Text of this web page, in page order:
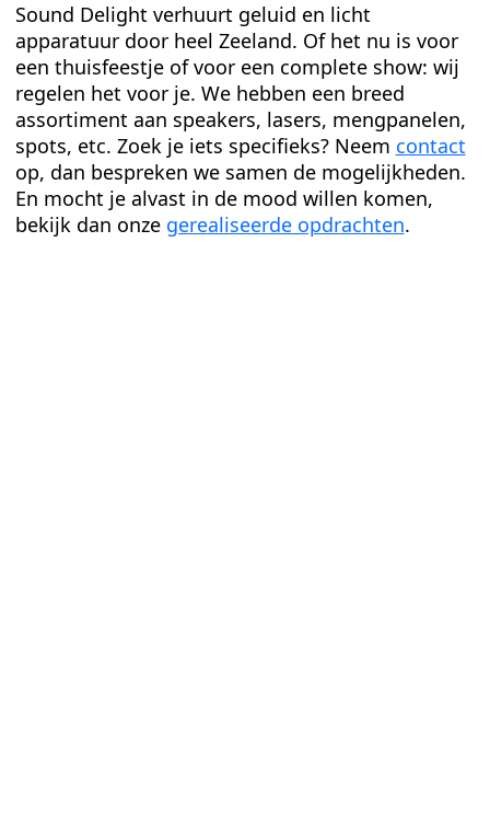
Sound Delight verhuurt geluid en licht
apparatuur door heel Zeeland. Of het nu is voor
een thuisfeestje of voor een complete show: wij
regelen het voor je. We hebben een breed
assortiment aan speakers, lasers, mengpanelen,
spots, etc. Zoek je iets specifieks? Neem contact
op, dan bespreken we samen de mogelijkheden.
En mocht je alvast in de mood willen komen,
bekijk dan onze gerealiseerde opdrachten.